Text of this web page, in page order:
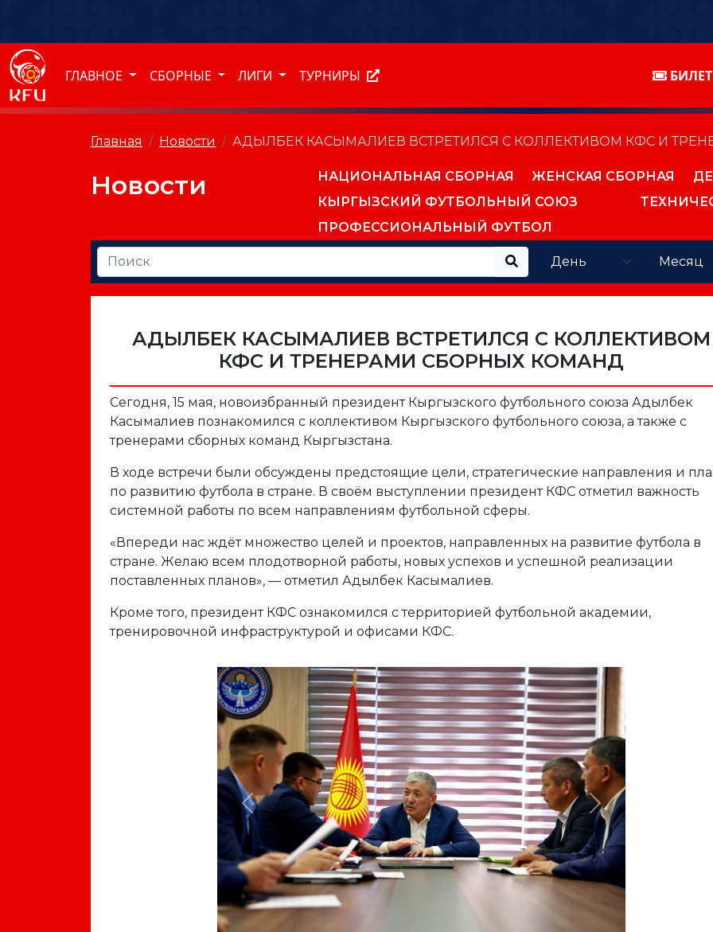
ГЛАВНОЕ СБОРНЫЕ ЛИГИ ТУРНИРЫ
Главная Новости АДЫЛБЕК КАСЫМАЛИЕВ ВСТРЕТИЛСЯ С КОЛЛЕКТИВОМ КФС И
Новости НАЦИОНАЛЬНАЯ СБОРНАЯ ЖЕНСКАЯ СБОРНАЯ
КЫРГЫЗСКИЙ ФУТБОЛЬНЫЙ СОЮЗ
ПРОФЕССИОНАЛЬНЫЙ ФУТБОЛ
АДЫЛБЕК КАСЫМАЛИЕВ ВСТРЕТИЛСЯ С КОЛЛЕКТИВОМ
КФС И ТРЕНЕРАМИ СБОРНЫХ КОМАНД
Сегодня, 15 мая, новоизбранный президент Кыргызского футбольного союза Адылбек
Касымалиев познакомился с коллективом Кыргызского футбольного союза, а также с
тренерами сборных команд Кыргызстана.
В ходе встречи были обсуждены предстоящие цели, стратегические направления и
по развитию футбола в стране. В своём выступлении президент КФС отметил важность
системной работы по всем направлениям футбольной сферы.
«Впереди нас ждёт множество целей и проектов, направленных на развитие футбола в
стране. Желаю всем плодотворной работы, новых успехов и успешной реализации
поставленных планов», — отметил Адылбек Касымалиев.
Кроме того, президент КФС ознакомился с территорией футбольной академии,
тренировочной инфраструктурой и офисами КФС.
Previous Next